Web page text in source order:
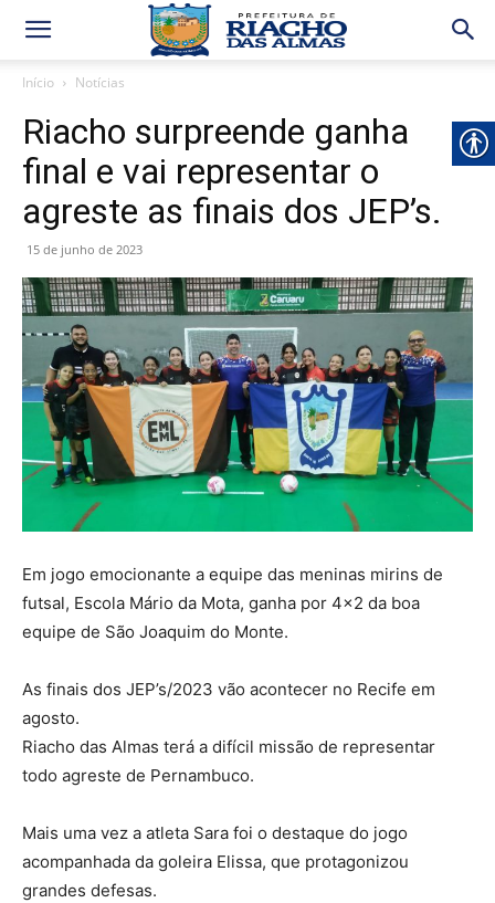
Início Notícias
Riacho surpreende ganha
final e vai representar o
agreste as finais dos JEP’s.
15 de junho de 2023
Em jogo emocionante a equipe das meninas mirins de
futsal, Escola Mário da Mota, ganha por 4×2 da boa
equipe de São Joaquim do Monte.
As finais dos JEP’s/2023 vão acontecer no Recife em
agosto.
Riacho das Almas terá a difícil missão de representar
todo agreste de Pernambuco.
Mais uma vez a atleta Sara foi o destaque do jogo
acompanhada da goleira Elissa, que protagonizou
grandes defesas.